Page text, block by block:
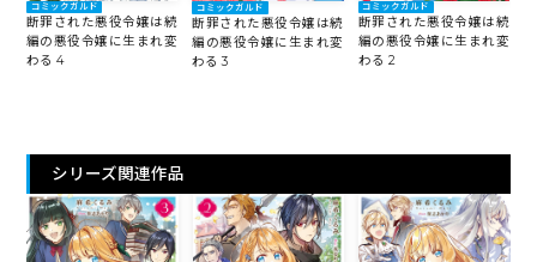
コミックガルド
断罪された悪役令嬢は続
編の悪役令嬢に生まれ変
わる 4
コミックガルド
断罪された悪役令嬢は続
編の悪役令嬢に生まれ変
わる 3
コミックガルド
断罪された悪役令嬢は続
編の悪役令嬢に生まれ変
わる 2
シリーズ関連作品